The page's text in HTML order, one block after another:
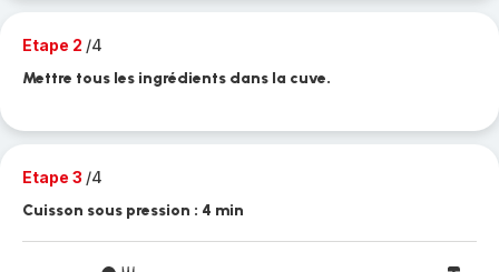
Etape 2 /4
Mettre tous les ingrédients dans la cuve.
Etape 3 /4
Cuisson sous pression : 4 min